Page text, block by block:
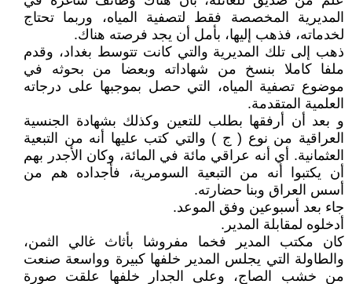
المديرية المخصصة فقط لتصفية المياه، وربما تحتاج
لخدماته، فذهب إليها، بأمل أن يجد فرصته هناك.
ذهب إلى تلك المديرية والتي كانت تتوسط بغداد، وقدم
ملفا كاملا بنسخ من شهاداته وبعضا من بحوثه في
موضوع تصفية المياه، التي حصل بموجبها على درجاته
العلمية المتقدمة.
و بعد أن أرفقها بطلب للتعين وكذلك بشهادة الجنسية
العراقية من نوع ( ج ) والتي كتب عليها أنه من التبعية
العثمانية. أي أنه عراقي مائة في المائة، وكان الأجدر بهم
أن يكتبوا أنه من التبعية السومرية، فأجداده هم من
أسس العراق وبنا حضارته.
جاء بعد أسبوعين وفق الموعد.
أدخلوه لمقابلة المدير.
كان مكتب المدير فخما مفروشا بأثاث غالي الثمن،
والطاولة التي يجلس المدير خلفها كبيرة وواسعة صنعت
من خشب الصاج، وعلى الجدار خلفها علقت صورة